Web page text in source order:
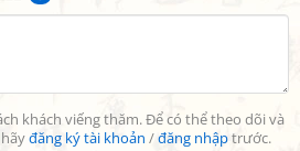
khách viếng thăm. Để có thể theo dõi và
đăng ký tài khoản /đăng nhậptrước.